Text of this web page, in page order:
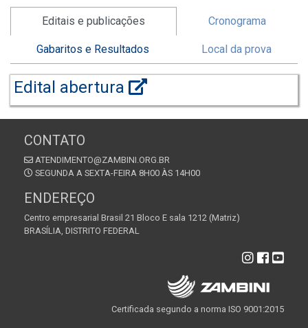
Editais e publicações Cronograma
Gabaritos e Resultados Local da prova
Edital abertura
CONTATO
ATENDIMENTO@ZAMBINI.ORG.BR
SEGUNDA A SEXTA-FEIRA 8H00 ÀS 14H00
ENDEREÇO
Centro empresarial Brasil 21 Bloco E sala 1212 (Matriz)
BRASÍLIA, DISTRITO FEDERAL
Certificada segundo a norma ISO 9001:2015